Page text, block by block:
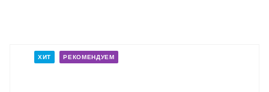
ХИТ РЕКОМЕНДУЕМ